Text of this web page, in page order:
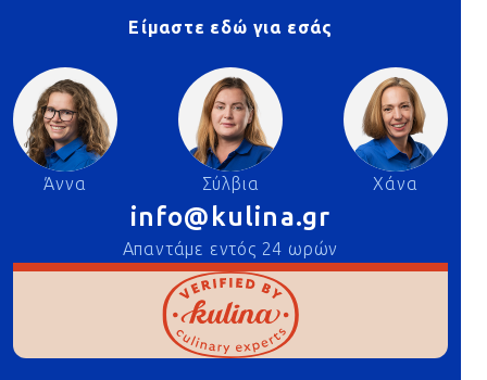
Είμαστε εδώ για εσάς
Άννα Σύλβια Χάνα
info@kulina.gr
Απαντάμε εντός 24 ωρών